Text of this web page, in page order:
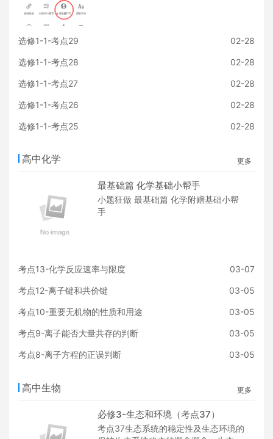
选修1-1-考点29 02-28
选修1-1-考点28 02-28
选修1-1-考点27 02-28
选修1-1-考点26 02-28
选修1-1-考点25 02-28
高中化学 更多
最基础篇 化学基础小帮手
小题狂做 最基础篇 化学附赠基础小帮
手
考点13-化学反应速率与限度 03-07
考点12-离子键和共价键 03-05
考点10-重要无机物的性质和用途 03-05
考点9-离子能否大量共存的判断 03-05
考点8-离子方程的正误判断 03-05
高中生物 更多
必修3-生态和环境（考点37）
考点37生态系统的稳定性及生态环境的